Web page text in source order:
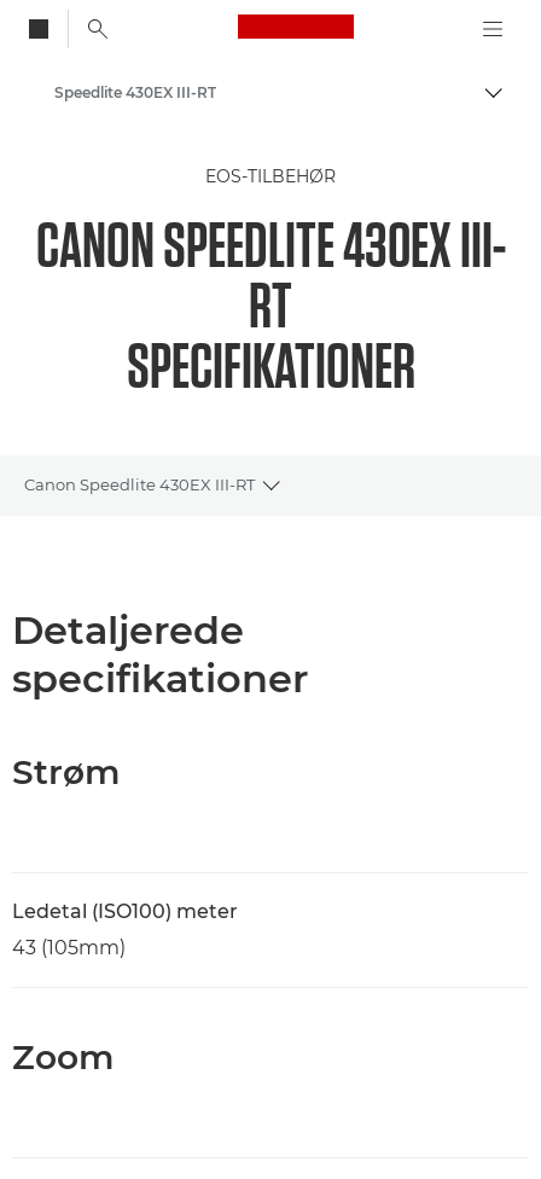
Canon Logo, back
Skift
Speedlite 430EX III-RT
EOS-TILBEHØR
CANON SPEEDLITE 430EX III-
RT
SPECIFIKATIONER
Canon Speedlite 430EX III-RT
Toggle breadcrumbs
Detaljerede
specifikationer
Strøm
Ledetal (ISO100) meter
43 (105mm)
Zoom